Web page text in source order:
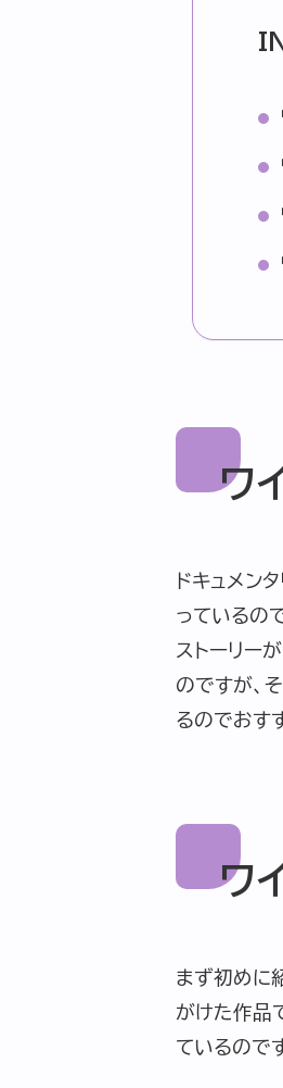
ワ
ドキュメン
っているの
ストーリー
のですが、
るのでおす
ワ
まず初めに
がけた作品
ているので